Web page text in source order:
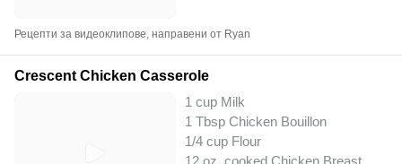
Рецепти за видеоклипове, направени от Ryan
Crescent Chicken Casserole
1 cup Milk
1 Tbsp Chicken Bouillon
1/4 cup Flour
12 oz. cooked Chicken Breast